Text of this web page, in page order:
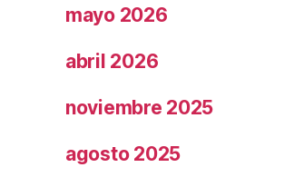
mayo 2026
abril 2026
noviembre 2025
agosto 2025